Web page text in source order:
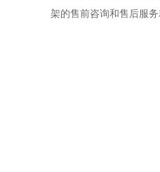
架的售前咨询和售后服